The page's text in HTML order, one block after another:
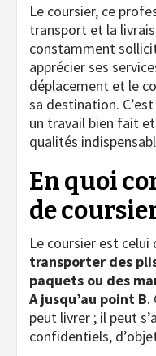
Le coursier, ce
transport et la
constamment
apprécier ses
déplacement et le
sa destination.
un travail bien fait
qualités
En quoi
de
Le coursier est
transporter des
paquets ou des
A jusqu’au point B.
peut livrer ; il peut
confidentiels,